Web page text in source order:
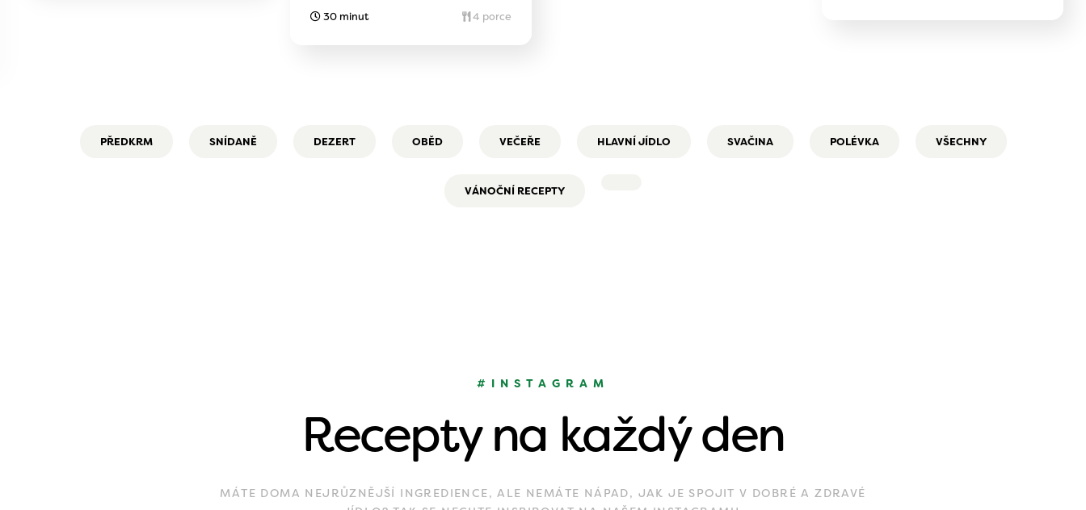
30 minut 4 porce
PŘEDKRM SNÍDANĚ DEZERT OBĚD VEČEŘE HLAVNÍ JÍDLO SVAČINA POLÉVKA VŠECHNY
VÁNOČNÍ RECEPTY
#INSTAGRAM
Recepty na každý den
MÁTE DOMA NEJRŮZNĚJŠÍ INGREDIENCE, ALE NEMÁTE NÁPAD, JAK JE SPOJIT V DOBRÉ A ZDRAVÉ